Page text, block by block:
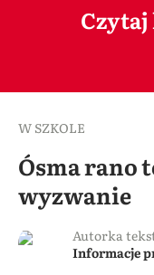
W SZKOLE
Ósma rano
wyzwanie
Autorka
Informacje